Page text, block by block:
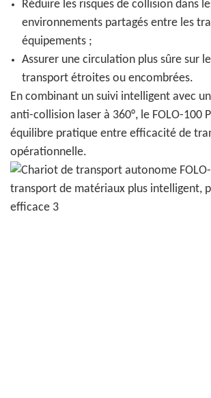
Réduire les risques de collision dans
environnements partagés entre les
équipements ;
Assurer une circulation plus sûre sur
transport étroites ou encombrées.
En combinant un suivi intelligent avec
anti-collision laser à 360°, le FOLO-100
équilibre pratique entre efficacité de
opérationnelle.